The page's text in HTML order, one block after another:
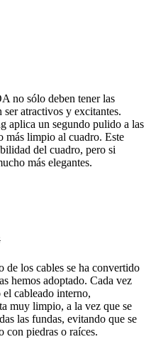
no sólo deben tener las
ser atractivos y excitantes.
aplica un segundo pulido a las
más limpio al cuadro. Este
del cuadro, pero si
más elegantes.
de los cables se ha convertido
hemos adoptado. Cada vez
cableado interno,
muy limpio, a la vez que se
las fundas, evitando que se
con piedras o raíces.